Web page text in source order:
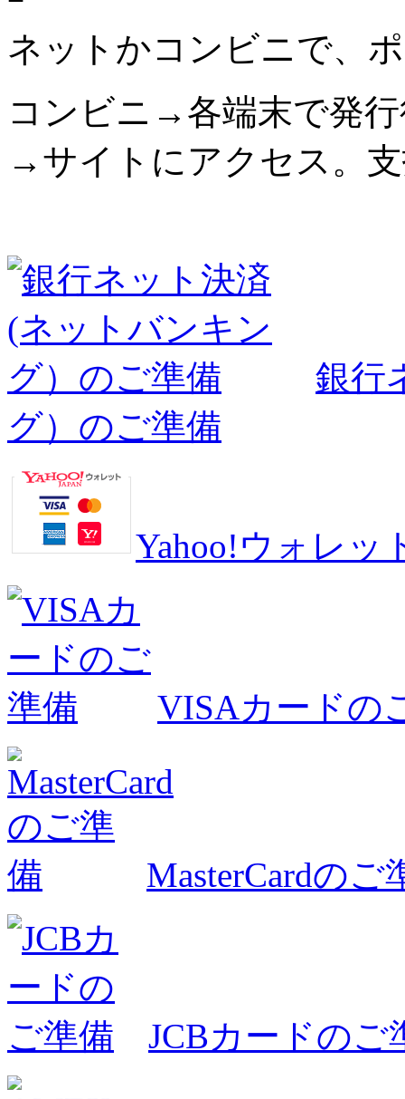
ネットかコンビニで、
コンビニ→各端末で発
→サイトにアクセス。
銀行
グ）のご準備
Yahoo!ウォレッ
VISAカードの
MasterCardのご
JCBカードのご